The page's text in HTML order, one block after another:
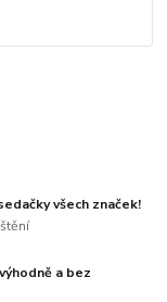
všech značek!
a bez